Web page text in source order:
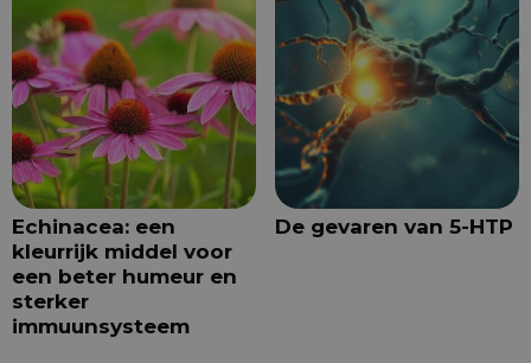
Echinacea: een
kleurrijk middel voor
een beter humeur en
sterker
immuunsysteem
De gevaren van 5-HTP